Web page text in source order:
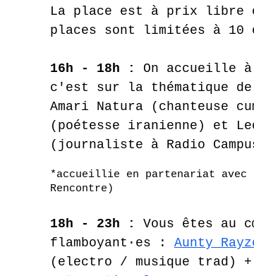
La place est à prix libre
places sont limitées à
16h - 18h :
On accueille
c'est sur la thématique
Amari Natura (chanteuse
(poétesse iranienne) et
(journaliste
à Radio
*accueillie en partenariat avec
Rencontre)
18h - 23h :
Vous êtes au
flamboyant·es : Aunty
(electro / musique trad) +